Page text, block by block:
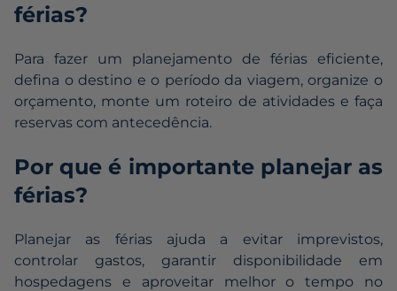
férias?
Para fazer um planejamento de férias eficiente,
defina o destino e o período da viagem, organize o
orçamento, monte um roteiro de atividades e faça
reservas com antecedência.
Por que é importante planejar as
férias?
Planejar as férias ajuda a evitar imprevistos,
controlar gastos, garantir disponibilidade em
hospedagens e aproveitar melhor o tempo no